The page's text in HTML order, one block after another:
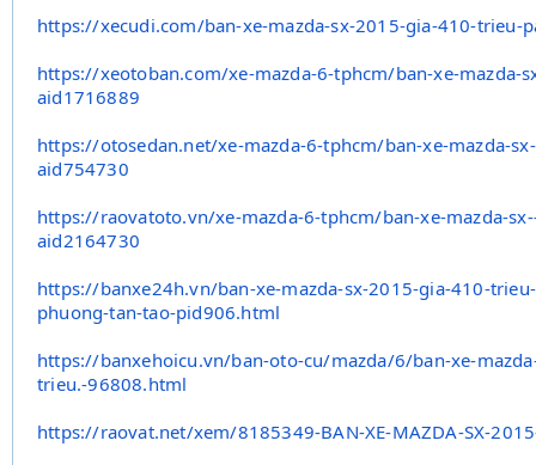
https://xecudi.com/ban-xe-mazda-sx-2015-gia-410-trieu-
https://xeotoban.com/xe-mazda-6-tphcm/ban-xe-mazda-
aid1716889
https://otosedan.net/xe-mazda-6-tphcm/ban-xe-mazda-
aid754730
https://raovatoto.vn/xe-mazda-6-tphcm/ban-xe-mazda-
aid2164730
https://banxe24h.vn/ban-xe-mazda-sx-2015-gia-410-trieu-
phuong-tan-tao-pid906.html
https://banxehoicu.vn/ban-oto-cu/mazda/6/ban-xe-
trieu.-96808.html
https://raovat.net/xem/8185349-BAN-XE-MAZDA-SX-